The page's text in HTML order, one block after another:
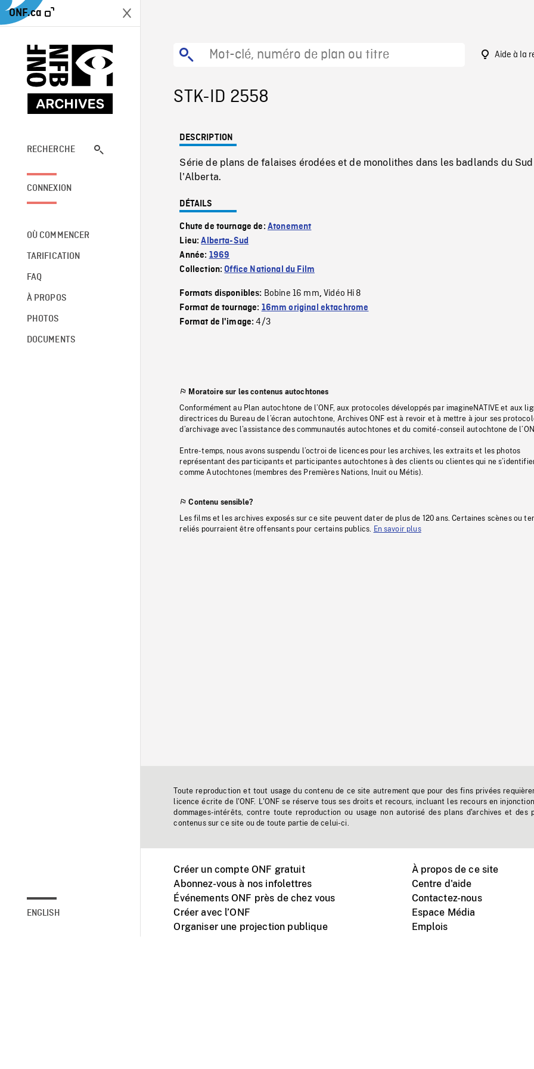
ONF.ca
RECHERCHE
CONNEXION
OÙ COMMENCER
TARIFICATION
FAQ
À PROPOS
PHOTOS
DOCUMENTS
ENGLISH
Aide à la
STK-ID 2558
DESCRIPTION
Série de plans de falaises érodées et de monolithes dans les badlands du
l'Alberta.
DÉTAILS
Chute de tournage de: Atonement
Lieu:Alberta-Sud
Année: 1969
Collection:Office National du Film
Formats disponibles: Bobine 16 mm,Vidéo Hi 8
Format de tournage: 16mm original ektachrome
Format de l'image:4/3
Moratoire sur les contenus autochtones
Conformément au Plan autochtone de l’ONF, aux protocoles développés par imagineNATIVE et aux
directrices du Bureau de l’écran autochtone, Archives ONF est à revoir et à mettre à jour ses
d’archivage avec l’assistance des communautés autochtones et du comité-conseil autochtone de
Entre-temps, nous avons suspendu l’octroi de licences pour les archives, les extraits et les photos
représentant des participants et participantes autochtones à des clients ou clientes qui ne
comme Autochtones (membres des Premières Nations, Inuit ou Métis).
Contenu sensible?
Les films et les archives exposés sur ce site peuvent dater de plus de 120 ans. Certaines scènes ou
reliés pourraient être offensants pour certains publics. En savoir plus
Toute reproduction et tout usage du contenu de ce site autrement que pour des fins privées
licence écrite de l'ONF. L'ONF se réserve tous ses droits et recours, incluant les recours en
dommages-intérêts, contre toute reproduction ou usage non autorisé des plans d'archives et des
contenus sur ce site ou de toute partie de celui-ci.
Créer un compte ONF gratuit
Abonnez-vous à nos infolettres
Événements ONF près de chez vous
Créer avec l’ONF
Organiser une projection publique
À propos de ce site
Centre d'aide
Contactez-nous
Espace Média
Emplois